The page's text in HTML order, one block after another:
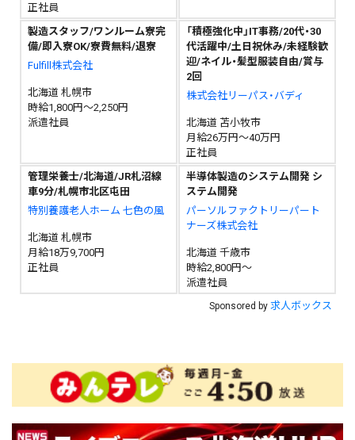
正社員
製造スタッフ/ワンルーム寮完
備/即入寮OK/寮費無料/退寮
Fulfill株式会社
北海道 札幌市
時給1,800円～2,250円
派遣社員
「積極強化中」IT事務/20代・30
代活躍中/土日祝休み/未経験歓
迎/ネイル・髪型服装自由/賞与
2回
株式会社リーパス・バディ
北海道 苫小牧市
月給26万円～40万円
正社員
管理栄養士/北海道/JR札沼線
車9分/札幌市北区屯田
特別養護老人ホーム 七色の風
北海道 札幌市
月給18万9,700円
正社員
半導体製造のシステム開発 シ
ステム開発
パーソルファクトリーパート
ナーズ株式会社
北海道 千歳市
時給2,800円～
派遣社員
Sponsored by 求人ボックス